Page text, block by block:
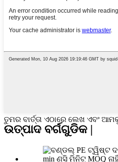
ତୁମର ବାର୍ତ୍ତା ଏଠାରେ ଲେଖ ଏବଂ
ଉତ୍ପାଦ ବର୍ଗଗୁଡିକ |